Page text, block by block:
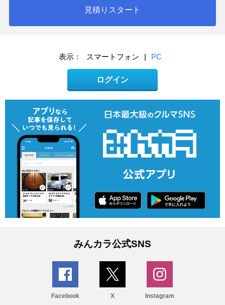
見積りスタート
表示： スマートフォン | PC
ログイン
みんカラ公式SNS
Facebook X Instagram